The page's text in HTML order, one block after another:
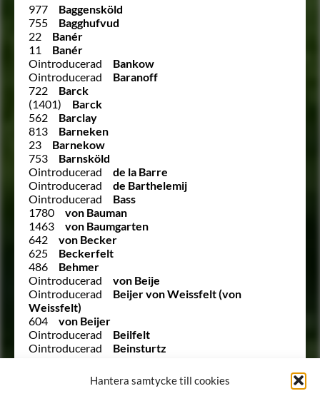
Hantera samtycke till cookies
977
Baggensköld
755
Bagghufvud
22
Banér
11
Banér
Ointroducerad
Bankow
Ointroducerad
Baranoff
722
Barck
(1401)
Barck
562
Barclay
813
Barneken
23
Barnekow
753
Barnsköld
Ointroducerad
de la Barre
Ointroducerad
de Barthelemij
Ointroducerad
Bass
1780
von Bauman
1463
von Baumgarten
642
von Becker
625
Beckerfelt
486
Behmer
Ointroducerad
von Beije
Ointroducerad
Beijer von Weissfelt (von
Weissfelt)
604
von Beijer
Ointroducerad
Beilfelt
Ointroducerad
Beinsturtz
von Bellingshausen
Ointroducerad
von Benckendorf